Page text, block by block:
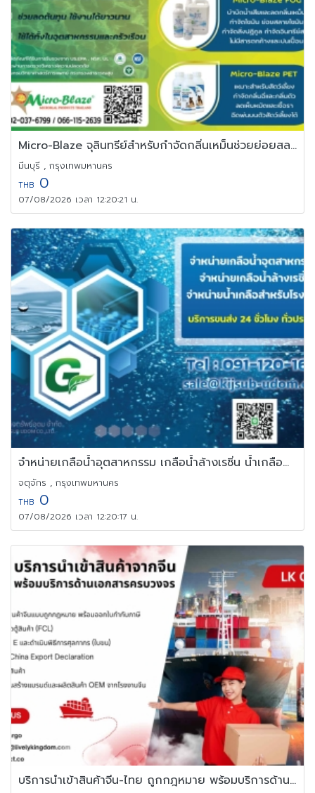
Micro-Blaze จุลินทรีย์สำหรับกำจัดกลิ่นเหม็นช่วยย่อยสลายสิ่งปฎิกูล
มีนบุรี , กรุงเทพมหานคร
THB 0
07/08/2026 เวลา 12:20:21 น.
จำหน่ายเกลือน้ำอุตสาหกรรม เกลือน้ำล้างเรซิ่น น้ำเกลือสำหรับโรงงาน
จตุจักร , กรุงเทพมหานคร
THB 0
07/08/2026 เวลา 12:20:17 น.
บริการนำเข้าสินค้าจีน-ไทย ถูกกฎหมาย พร้อมบริการด้านเอกสารครบวงจร